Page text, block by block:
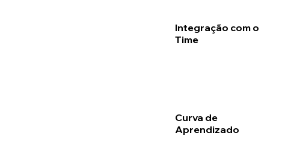
Integração com o
Time
Curva de
Aprendizado